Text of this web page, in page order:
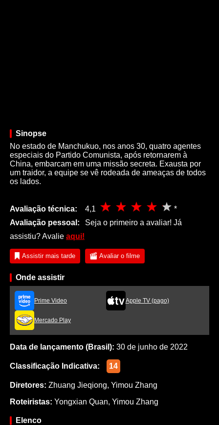
Sinopse
No estado de Manchukuo, nos anos 30, quatro agentes
especiais do Partido Comunista, após retornarem à
China, embarcam em uma missão secreta. Exausta por
um traidor, a equipe se vê rodeada de ameaças de todos
os lados.
Avaliação técnica: 4,1
*
Avaliação pessoal:
Seja o primeiro a avaliar! Já
assistiu? Avalie aqui!
Assistir mais tarde Avaliar o filme
Onde assistir
Prime Video Apple TV (pago)
Mercado Play
Data de lançamento (Brasil): 30 de junho de 2022
Classificação Indicativa: 14
Diretores: Zhuang Jieqiong, Yimou Zhang
Roteiristas: Yongxian Quan, Yimou Zhang
Elenco